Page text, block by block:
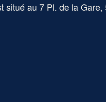
situé au7 Pl. de la Gare,